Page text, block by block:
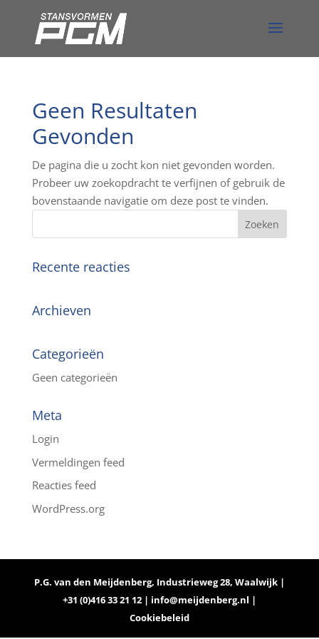
Geen Resultaten
Gevonden
De pagina die u zocht kon niet gevonden worden.
Probeer uw zoekopdracht te verfijnen of gebruik de
bovenstaande navigatie om deze post te vinden.
Recente reacties
Archieven
Categorieën
Geen categorieën
Meta
Login
Vermeldingen feed
Reacties feed
WordPress.org
P.G. van den Meijdenberg, Industrieweg 28, Waalwijk |
+31 (0)416 33 21 12 | info@meijdenberg.nl |
Cookiebeleid